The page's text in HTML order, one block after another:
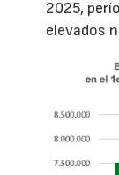
2025,
elevados